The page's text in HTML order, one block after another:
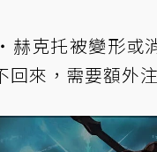
赫克托被變形或
回來，需要額外